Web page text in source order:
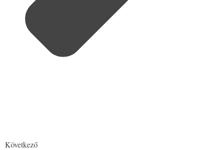
Következő